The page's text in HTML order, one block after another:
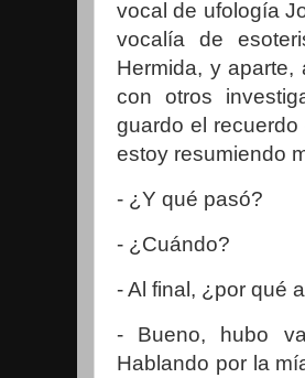
vocal de ufología
vocalía de
Hermida, y
con otros
guardo el
estoy resumiendo
- ¿Y qué pasó?
- ¿Cuándo?
- Al final, ¿por qué
- Bueno, hubo
Hablando por la